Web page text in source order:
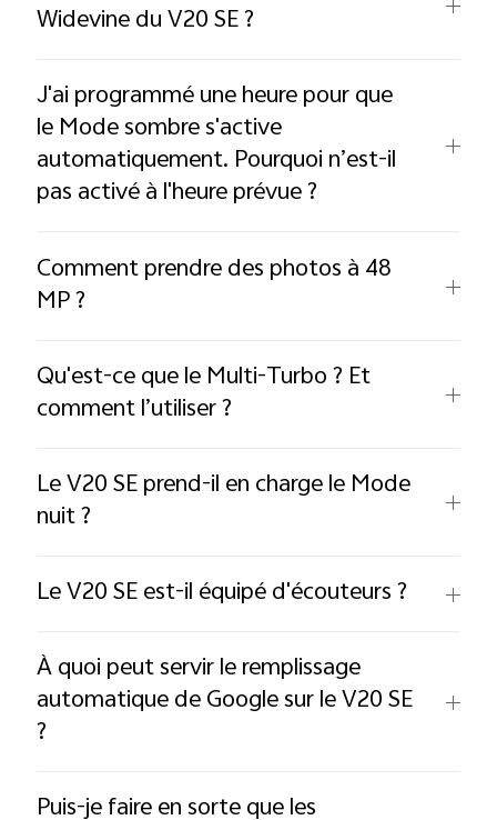
Widevine du V20 SE ?
J'ai programmé une heure pour que
le Mode sombre s'active
automatiquement. Pourquoi n’est-il
pas activé à l'heure prévue ?
Comment prendre des photos à 48
MP ?
Qu'est-ce que le Multi-Turbo ? Et
comment l’utiliser ?
Le V20 SE prend-il en charge le Mode
nuit ?
Le V20 SE est-il équipé d'écouteurs ?
À quoi peut servir le remplissage
automatique de Google sur le V20 SE
?
Puis-je faire en sorte que les